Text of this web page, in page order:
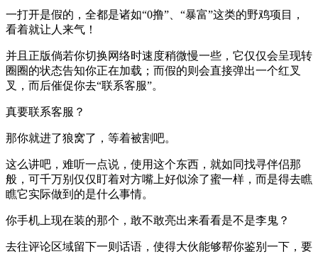
一打开是假的，全都是诸如“0撸”、“暴富”这类的野鸡项目，
看着就让人来气！
并且正版倘若你切换网络时速度稍微慢一些，它仅仅会呈现转
圈圈的状态告知你正在加载；而假的则会直接弹出一个红叉
叉，而后催促你去“联系客服”。
真要联系客服？
那你就进了狼窝了，等着被割吧。
这么讲吧，难听一点说，使用这个东西，就如同找寻伴侣那
般，可千万别仅仅盯着对方嘴上好似涂了蜜一样，而是得去瞧
瞧它实际做到的是什么事情。
你手机上现在装的那个，敢不敢亮出来看看是不是李鬼？
去往评论区域留下一则话语，使得大伙能够帮你鉴别一下，要